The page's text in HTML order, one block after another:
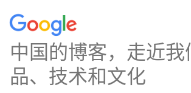
中国的博客，走近我
品、技术和文化